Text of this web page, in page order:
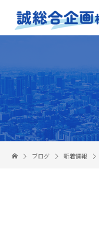
ブログ 新着情報